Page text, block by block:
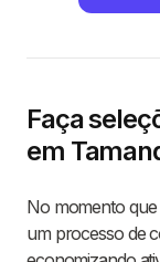
Faça
em
No momento
um processo de